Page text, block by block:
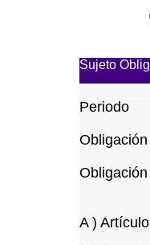
Sujeto
Periodo
Obligación
A ) Artículo